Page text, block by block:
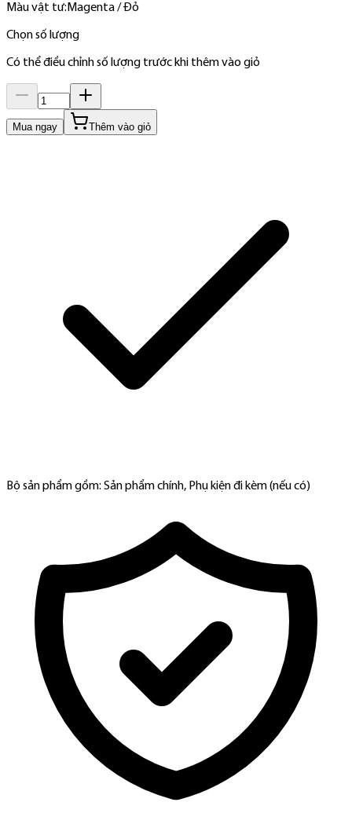
Màu vật tư: Magenta / Đỏ
Chọn số lượng
Có thể điều chỉnh số lượng trước khi thêm vào giỏ
Mua ngay Thêm vào giỏ
Bộ sản phẩm gồm: Sản phẩm chính, Phụ kiện đi kèm (nếu có)